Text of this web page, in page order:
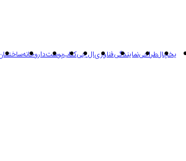
یخچالطراحینمایندگیفناوریال جیکتابپوستداروخانه